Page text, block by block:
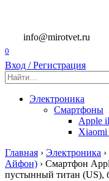
содержанию
info@mirotvet.ru
0
Вход / Регистрация
Search
for:
Электроника
Смартфоны
Apple
Главная › Электроника ›
Айфон) › Смартфон
пустынный титан (US),